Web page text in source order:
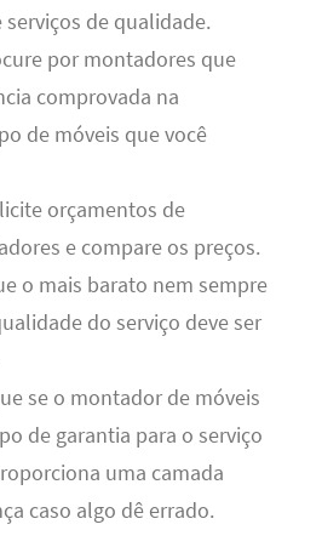
de qualidade.
por montadores que
comprovada na
de móveis que você
orçamentos de
e compare os preços.
o mais barato nem sempre
do serviço deve ser
se o montador de móveis
de garantia para o serviço
uma camada
caso algo dê errado.